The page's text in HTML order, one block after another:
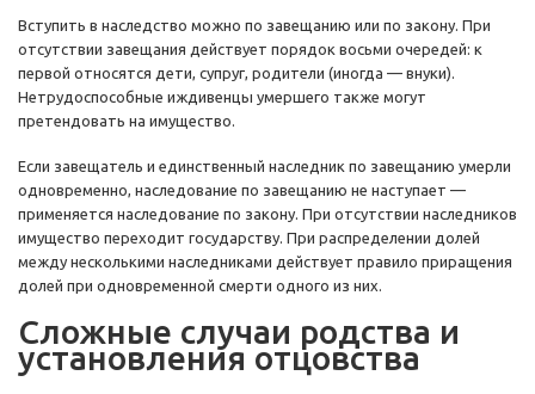
Вступить в наследство можно по завещанию или по закону. При
отсутствии завещания действует порядок восьми очередей: к
первой относятся дети, супруг, родители (иногда — внуки).
Нетрудоспособные иждивенцы умершего также могут
претендовать на имущество.
Если завещатель и единственный наследник по завещанию умерли
одновременно, наследование по завещанию не наступает —
применяется наследование по закону. При отсутствии наследников
имущество переходит государству. При распределении долей
между несколькими наследниками действует правило приращения
долей при одновременной смерти одного из них.
Сложные случаи родства и
установления отцовства